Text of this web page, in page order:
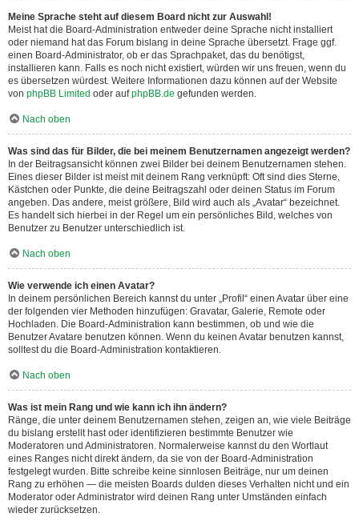
Meine Sprache steht auf diesem Board nicht zur Auswahl!
Meist hat die Board-Administration entweder deine Sprache nicht installiert
oder niemand hat das Forum bislang in deine Sprache übersetzt. Frage ggf.
einen Board-Administrator, ob er das Sprachpaket, das du benötigst,
installieren kann. Falls es noch nicht existiert, würden wir uns freuen, wenn du
es übersetzen würdest. Weitere Informationen dazu können auf der Website
von phpBB Limited oder aufphpBB.de gefunden werden.
Nach oben
Was sind das für Bilder, die bei meinem Benutzernamen angezeigt werden?
In der Beitragsansicht können zwei Bilder bei deinem Benutzernamen stehen.
Eines dieser Bilder ist meist mit deinem Rang verknüpft: Oft sind dies Sterne,
Kästchen oder Punkte, die deine Beitragszahl oder deinen Status im Forum
angeben. Das andere, meist größere, Bild wird auch als „Avatar“ bezeichnet.
Es handelt sich hierbei in der Regel um ein persönliches Bild, welches von
Benutzer zu Benutzer unterschiedlich ist.
Nach oben
Wie verwende ich einen Avatar?
In deinem persönlichen Bereich kannst du unter „Profil“ einen Avatar über eine
der folgenden vier Methoden hinzufügen: Gravatar, Galerie, Remote oder
Hochladen. Die Board-Administration kann bestimmen, ob und wie die
Benutzer Avatare benutzen können. Wenn du keinen Avatar benutzen kannst,
solltest du die Board-Administration kontaktieren.
Nach oben
Was ist mein Rang und wie kann ich ihn ändern?
Ränge, die unter deinem Benutzernamen stehen, zeigen an, wie viele Beiträge
du bislang erstellt hast oder identifizieren bestimmte Benutzer wie
Moderatoren und Administratoren. Normalerweise kannst du den Wortlaut
eines Ranges nicht direkt ändern, da sie von der Board-Administration
festgelegt wurden. Bitte schreibe keine sinnlosen Beiträge, nur um deinen
Rang zu erhöhen — die meisten Boards dulden dieses Verhalten nicht und ein
Moderator oder Administrator wird deinen Rang unter Umständen einfach
wieder zurücksetzen.